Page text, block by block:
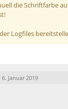
die Schriftfarbe
Logfiles
6. Januar 2019